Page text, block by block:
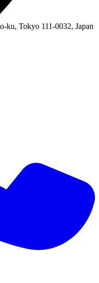
ku, Tokyo 111-0032, Japan